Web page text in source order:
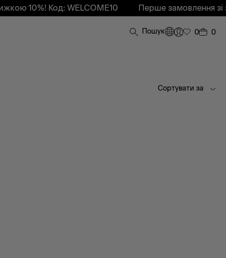
10%! Код: WELCOME10 Перше замовлення зі
Пошук 0 0
Сортувати за